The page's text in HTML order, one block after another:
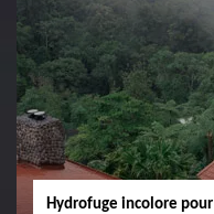
Hydrofuge incolore pour